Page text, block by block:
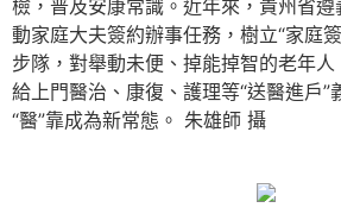
檢，普及安康常識。近年來，貴州省
動家庭大夫簽約辦事任務，樹立“家庭
步隊，對舉動未便、掉能掉智的老年
給上門醫治、康復、護理等“送醫進戶”
“醫”靠成為新常態。 朱雄師 攝